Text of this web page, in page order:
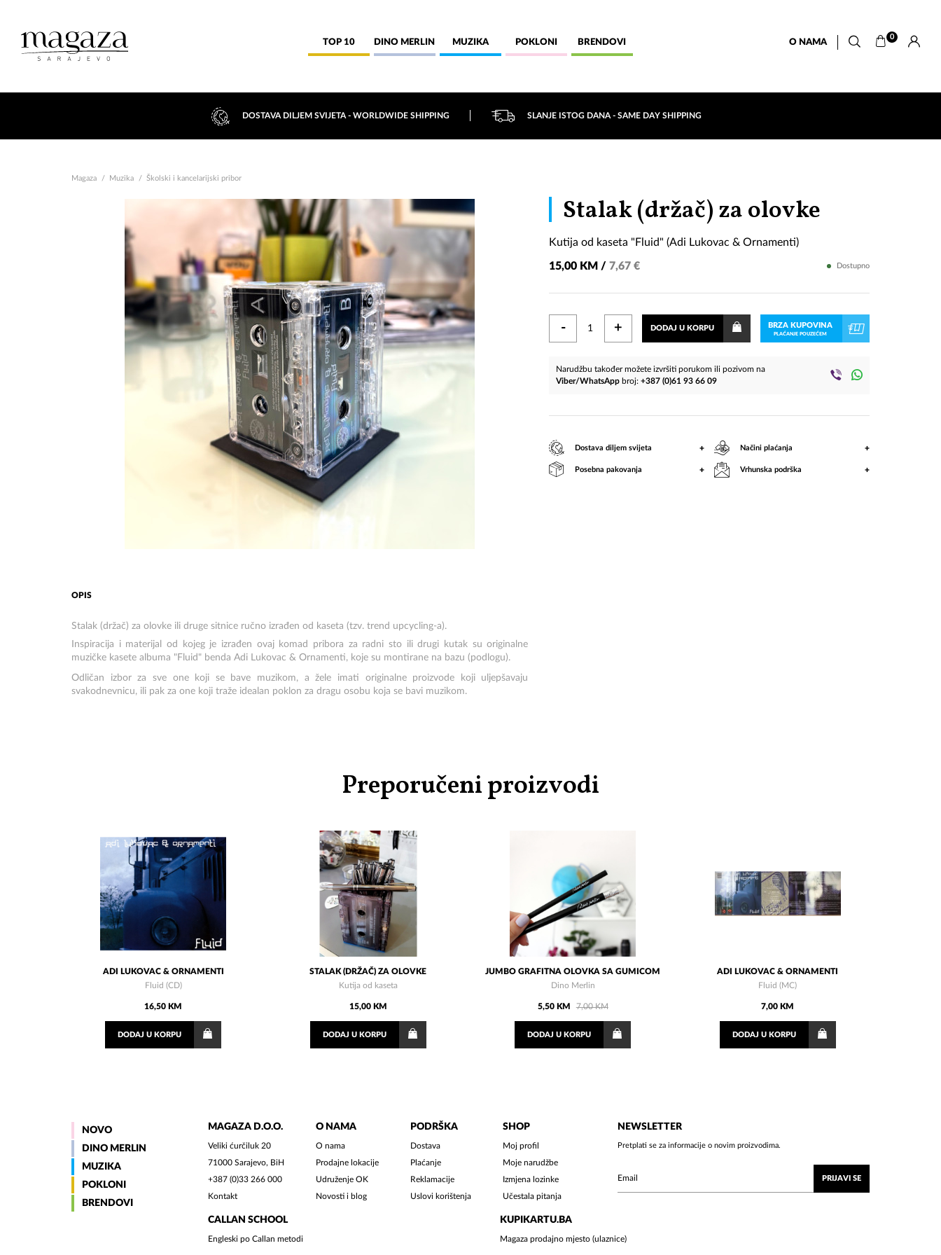
TOP 10 DINO MERLIN MUZIKA POKLONI BRENDOVI O NAMA
0
DOSTAVA DILJEM SVIJETA - WORLDWIDE SHIPPING SLANJE ISTOG DANA - SAME DAY SHIPPING
Magaza Muzika Školski i kancelarijski pribor
OPIS
Stalak (držač) za olovke ili druge sitnice ručno izrađen od kaseta (tzv. trend upcycling-a).
Inspiracija i materijal od kojeg je izrađen ovaj komad pribora za radni sto ili drugi kutak su originalne
muzičke kasete albuma "Fluid" benda Adi Lukovac & Ornamenti, koje su montirane na bazu (podlogu).
Odličan izbor za sve one koji se bave muzikom, a žele imati originalne proizvode koji uljepšavaju
svakodnevnicu, ili pak za one koji traže idealan poklon za dragu osobu koja se bavi muzikom.
Stalak (držač) za olovke
kaseta
"Fluid"
(Adi
Lukovac
&
Kutija od kaseta "Fluid" (Adi Lukovac & Ornamenti)
15,00 KM /7,67 € Dostupno
- + DODAJ U KORPU BRZA KUPOVINA
PLAĆANJE POUZEĆEM
Narudžbu također možete izvršiti porukom ili pozivom na
Viber/WhatsApp broj:+387 (0)61 93 66 09
Dostava diljem svijeta + Načini plaćanja +
Posebna pakovanja + Vrhunska podrška +
Preporučeni proizvodi
ADI LUKOVAC & ORNAMENTI
Fluid (CD)
16,50 KM
DODAJ U KORPU
STALAK (DRŽAČ) ZA OLOVKE
Kutija od kaseta
15,00 KM
DODAJU KORPU
JUMBO GRAFITNA OLOVKA SA GUMICOM
Dino Merlin
5,50 KM 7,00 KM
DODAJ U KORPU
ADI LUKOVAC & ORNAMENTI
Fluid (MC)
7,00 KM
DODAJU KORPU
NOVO
DINO MERLIN
MUZIKA
POKLONI
BRENDOVI
MAGAZA D.O.O.
Veliki ćurčiluk 20
71000 Sarajevo, BiH
+387 (0)33 266 000
Kontakt
O NAMA
O nama
Prodajne lokacije
Udruženje OK
Novosti i blog
PODRŠKA
Dostava
Plaćanje
Reklamacije
Uslovi korištenja
SHOP
Moj profil
Moje narudžbe
Izmjena lozinke
Učestala pitanja
CALLAN SCHOOL
Engleski po Callan metodi
KUPIKARTU.BA
Magaza prodajno mjesto (ulaznice)
NEWSLETTER
Pretplati se za informacije o novim proizvodima.
PRIJAVI SE